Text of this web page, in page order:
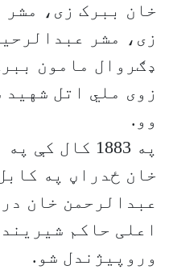
خان ببرک زی،
زی، مشر
ډګروال مامون
زوی ملي اتل
وو.
په 1883 کال
خان ځدراڼ په
عبدالرحمن خان
اعلی حاکم
وروپیژندل شو.